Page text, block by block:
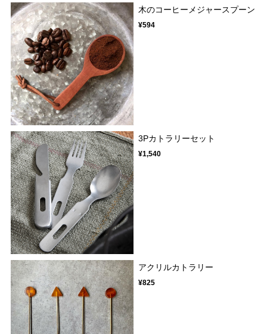
木のコーヒーメジャースプーン
¥594
3Pカトラリーセット
¥1,540
アクリルカトラリー
¥825